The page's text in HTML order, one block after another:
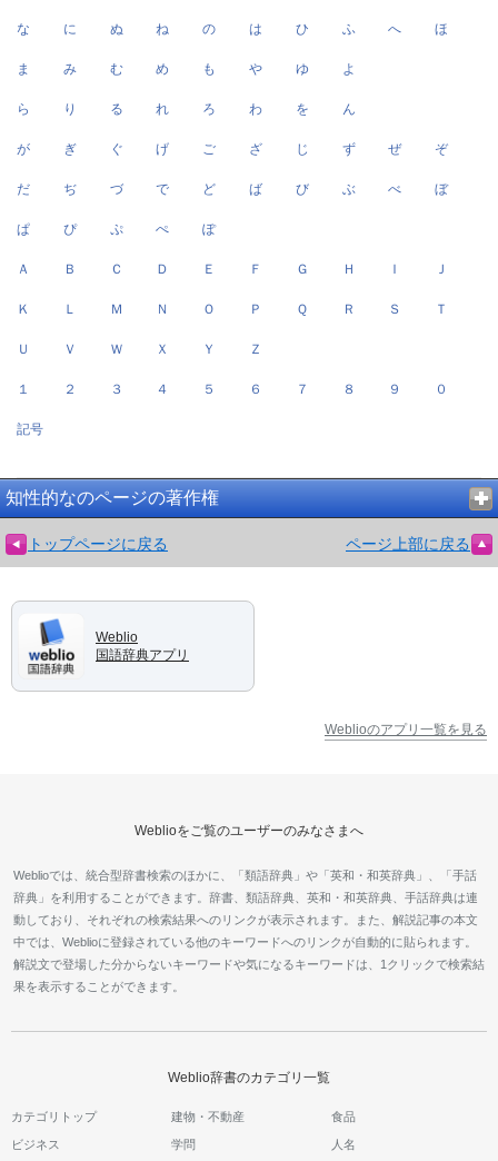
な に ぬ ね の は ひ ふ へ ほ
ま み む め も や ゆ よ
ら り る れ ろ わ を ん
が ぎ ぐ げ ご ざ じ ず ぜ ぞ
だ ぢ づ で ど ば び ぶ べ ぼ
ぱ ぴ ぷ ぺ ぽ
Ａ Ｂ Ｃ Ｄ Ｅ Ｆ Ｇ Ｈ Ｉ Ｊ
Ｋ Ｌ Ｍ Ｎ Ｏ Ｐ Ｑ Ｒ Ｓ Ｔ
Ｕ Ｖ Ｗ Ｘ Ｙ Ｚ
１ ２ ３ ４ ５ ６ ７ ８ ９ ０
記号
知性的なのページの著作権
トップページに戻る ページ上部に戻る
Weblio
国語辞典アプリ
Weblioのアプリ一覧を見る
Weblioをご覧のユーザーのみなさまへ
Weblioでは、統合型辞書検索のほかに、「類語辞典」や「英和・和英辞典」、「手話
辞典」を利用することができます。辞書、類語辞典、英和・和英辞典、手話辞典は連
動しており、それぞれの検索結果へのリンクが表示されます。また、解説記事の本文
中では、Weblioに登録されている他のキーワードへのリンクが自動的に貼られます。
解説文で登場した分からないキーワードや気になるキーワードは、1クリックで検索結
果を表示することができます。
Weblio辞書のカテゴリ一覧
カテゴリトップ 建物・不動産 食品
ビジネス 学問 人名